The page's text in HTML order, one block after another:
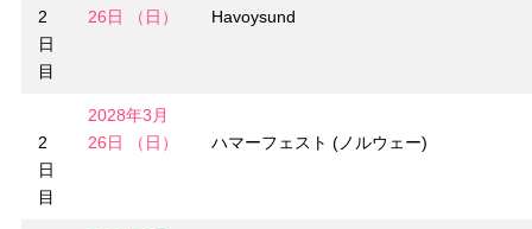
2
日
目
26日 （日）
Havoysund
2
日
目
2028年3月
26日 （日）
ハマーフェスト (ノルウェー)